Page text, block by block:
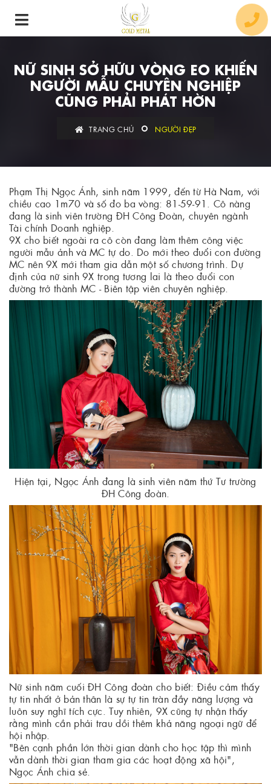
NỮ SINH SỞ HỮU VÒNG EO KHIẾN
NGƯỜI MẪU CHUYÊN NGHIỆP
CŨNG PHẢI PHÁT HỜN
TRANG CHỦ NGƯỜI ĐẸP
Phạm Thị Ngọc Ánh, sinh năm 1999, đến từ Hà Nam, với
chiều cao 1m70 và số đo ba vòng: 81-59-91. Cô nàng
đang là sinh viên trường ĐH Công Đoàn, chuyên ngành
Tài chính Doanh nghiệp.
9X cho biết ngoài ra cô còn đang làm thêm công việc
người mẫu ảnh và MC tự do. Do mới theo đuổi con đường
MC nên 9X mới tham gia dẫn một số chương trình. Dự
định của nữ sinh 9X trong tương lai là theo đuổi con
đường trở thành MC - Biên tập viên chuyên nghiệp.
Hiện tại, Ngọc Ánh đang là sinh viên năm thứ Tư trường
ĐH Công đoàn.
Nữ sinh năm cuối ĐH Công đoàn cho biết: Điều cảm thấy
tự tin nhất ở bản thân là sự tự tin tràn đầy năng lượng và
luôn suy nghĩ tích cực. Tuy nhiên, 9X cũng tự nhận thấy
rằng mình cần phải trau dồi thêm khả năng ngoại ngữ để
hội nhập.
"Bên cạnh phần lớn thời gian dành cho học tập thì mình
vẫn dành thời gian tham gia các hoạt động xã hội",
Ngọc Ánh chia sẻ.